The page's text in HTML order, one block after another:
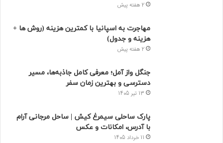
2 هفته پیش
مهاجرت به اسپانیا با کمترین هزینه (روش ها +
هزینه و جدول)
2 هفته پیش
جنگل واز آمل؛ معرفی کامل جاذبه‌ها، مسیر
دسترسی و بهترین زمان سفر
13 تیر 1405
پارک ساحلی سیمرغ کیش | ساحل مرجانی آرام
با آدرس، امکانات و عکس
11 خرداد 1405